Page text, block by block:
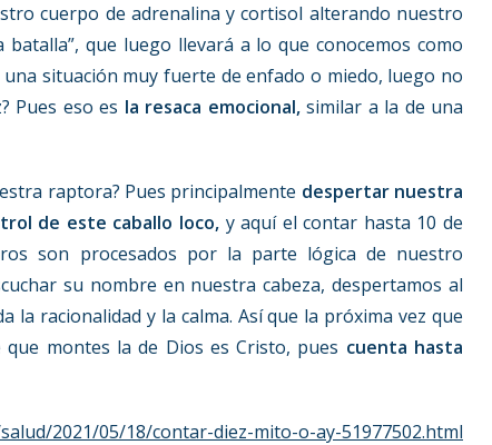
cuerpo de adrenalina y cortisol alterando nuestro
que luego llevará a lo que conocemos como
una situación muy fuerte de enfado o miedo, luego no
Pues eso es la resaca emocional,similar a la de una
raptora? Pues principalmente despertar nuestra
de este caballo loco,y aquí el contar hasta 10 de
son procesados por la parte lógica de nuestro
su nombre en nuestra cabeza, despertamos al
racionalidad y la calma. Así que la próxima vez que
montes la de Dios es Cristo, pues cuenta hasta
2021/05/18/contar-diez-mito-o-ay-51977502.html